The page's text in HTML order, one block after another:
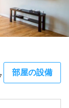
部屋の設備